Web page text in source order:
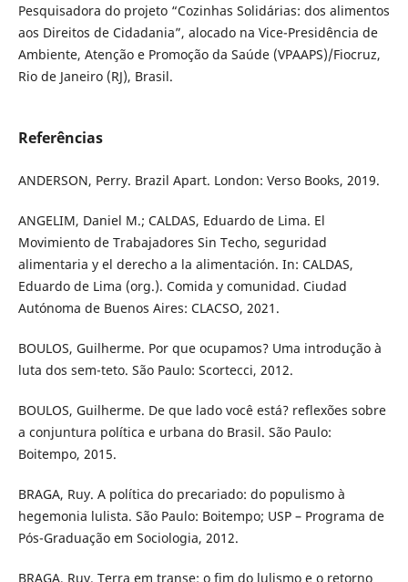
Pesquisadora do projeto “Cozinhas Solidárias: dos alimentos
aos Direitos de Cidadania”, alocado na Vice-Presidência de
Ambiente, Atenção e Promoção da Saúde (VPAAPS)/Fiocruz,
Rio de Janeiro (RJ), Brasil.
Referências
ANDERSON, Perry. Brazil Apart. London: Verso Books, 2019.
ANGELIM, Daniel M.; CALDAS, Eduardo de Lima. El
Movimiento de Trabajadores Sin Techo, seguridad
alimentaria y el derecho a la alimentación. In: CALDAS,
Eduardo de Lima (org.). Comida y comunidad. Ciudad
Autónoma de Buenos Aires: CLACSO, 2021.
BOULOS, Guilherme. Por que ocupamos? Uma introdução à
luta dos sem-teto. São Paulo: Scortecci, 2012.
BOULOS, Guilherme. De que lado você está? reflexões sobre
a conjuntura política e urbana do Brasil. São Paulo:
Boitempo, 2015.
BRAGA, Ruy. A política do precariado: do populismo à
hegemonia lulista. São Paulo: Boitempo; USP – Programa de
Pós-Graduação em Sociologia, 2012.
BRAGA, Ruy. Terra em transe: o fim do lulismo e o retorno